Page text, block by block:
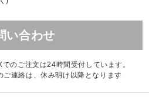
い合わせ
のご注文は24時間受付しています。
連絡は、休み明け以降となります